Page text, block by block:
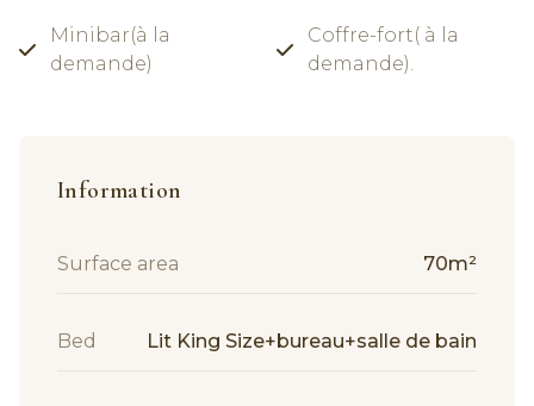
Minibar(à la
demande)
Coffre-fort( à la
demande).
Information
Surface area 70m²
Bed Lit King Size+bureau+salle de bain